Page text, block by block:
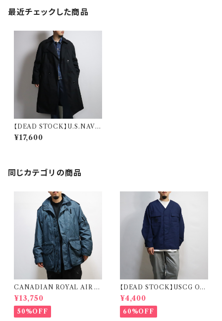
最近チェックした商品
【DEAD STOCK】U.S.NAVY
TRENCH COAT WITH LI
NER 米軍 トレンチコート ブラ
¥17,600
同じカテゴリの商品
CANADIAN ROYAL AIR F
ORCE COLD & WET WEA
THER PARKA カナディアンゴ
アテックス カナダ軍 ロイヤルエ
アフォース
¥13,750
50%OFF
【DEAD STOCK】USCG OD
U SHIRT REMAKE CARDI
GAN 米国沿岸警備隊 オペレー
ションジャケット リメイク カーデ
ィガン
¥4,400
60%OFF